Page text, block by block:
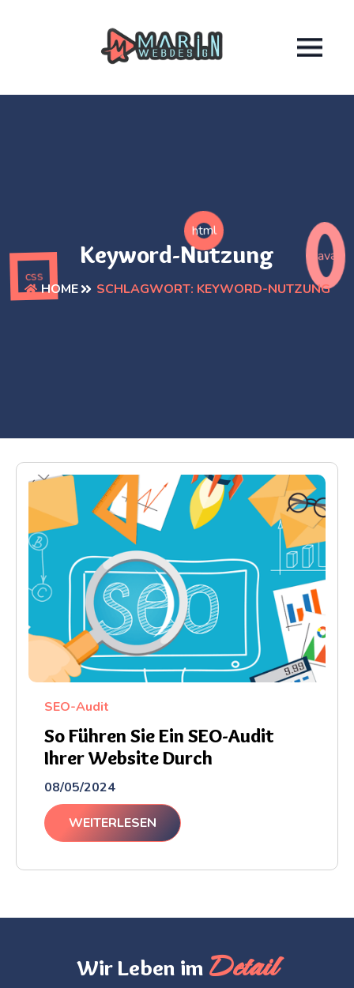
Keyword-Nutzung
HOME SCHLAGWORT: KEYWORD-NUTZUNG
html
java
css
So Führen Sie Ein SEO-Audit
Ihrer Website Durch
08/05/2024
SEO-Audit
WEITERLESEN
Wir Leben im Detail